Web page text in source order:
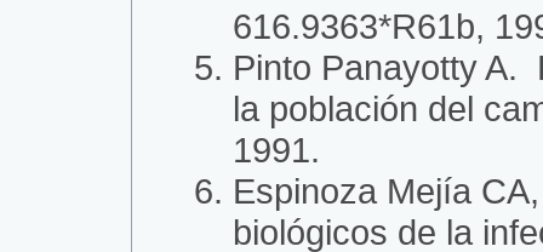
616.9363*R61b,
Pinto Panayotty A.
la población del
1991.
Espinoza Mejía
biológicos de la